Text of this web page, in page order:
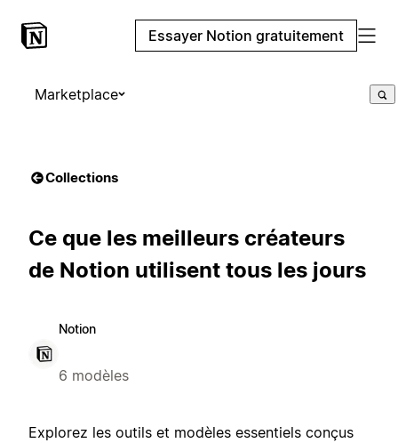
Essayer Notion gratuitement
Marketplace
Collections
Ce que les meilleurs créateurs
de Notion utilisent tous les jours
Notion
6 modèles
Explorez les outils et modèles essentiels conçus